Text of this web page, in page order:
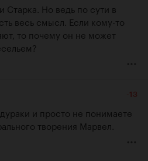
Старка. Но ведь по сути в
весь смысл. Если кому-то
то почему он не может
-13
и просто не понимаете
творения Марвел.